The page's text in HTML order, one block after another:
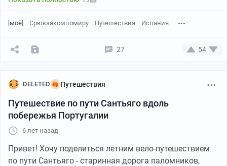
Солнце палило без пощады. Жара была выше 40
градусов, и большая часть пути пролегала на
всего 22 км, но давался путь нелегко. Постоянно
хочется пить, но если делать это часто, то идти
сложнее.
обычным пластырем все мозоли. Идти поначалу
Идя по спящему городу, чувствуется свежесть,
умиротворение, а из звуков только стук трекинговой
палки о мощеную дорожку.
[моё] Срюкзакомпомиру Путешествия Испания
27 54
DELETED Путешествия
Путешествие по пути Сантьяго вдоль
побережья Португалии
6 лет назад
Привет! Хочу поделиться летним вело-путешествием
по пути Сантьяго - старинная дорога паломников,